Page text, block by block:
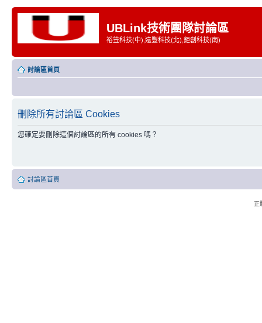
UBLink技術團隊討論區
裕笠科技(中),遠豐科技(北),鉅創科技(南)
討論區首頁
刪除所有討論區 Cookies
您確定要刪除這個討論區的所有 cookies 嗎？
討論區首頁
正